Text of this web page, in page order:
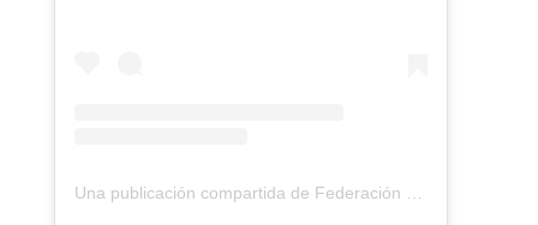
Una publicación compartida de Federación Montañismo Tenerife (@federacion_montanismo_tenerife)